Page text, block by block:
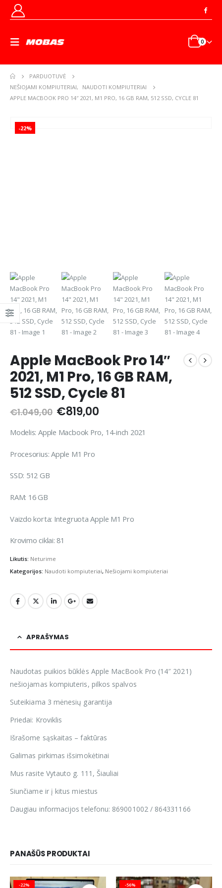
0
PARDUOTUVĖ
NEŠIOJAMI KOMPIUTERIAI,
NAUDOTI KOMPIUTERIAI
APPLE MACBOOK PRO 14″ 2021, M1 PRO, 16 GB RAM, 512 SSD, CYCLE 81
-22%
Apple MacBook Pro 14″
2021, M1 Pro, 16 GB RAM,
512 SSD, Cycle 81
€1.049,00 Original
price
was:
€819,00Current
is:
Modelis: Apple Macbook Pro, 14-inch 2021
Procesorius: Apple M1 Pro
SSD: 512 GB
RAM: 16 GB
Vaizdo korta: Integruota Apple M1 Pro
Krovimo ciklai: 81
Likutis: Neturime
Kategorijos: Naudoti kompiuteriai, Nešiojami kompiuteriai
APRAŠYMAS
Naudotas puikios būklės Apple MacBook Pro (14″ 2021)
nešiojamas kompiuteris, pilkos spalvos
Suteikiama 3 mėnesių garantija
Priedai: Kroviklis
Išrašome sąskaitas – faktūras
Galimas pirkimas išsimokėtinai
Mus rasite Vytauto g. 111, Šiauliai
Siunčiame ir į kitus miestus
Daugiau informacijos telefonu: 869001002 / 864331166
PANAŠŪS PRODUKTAI
-22% -56%